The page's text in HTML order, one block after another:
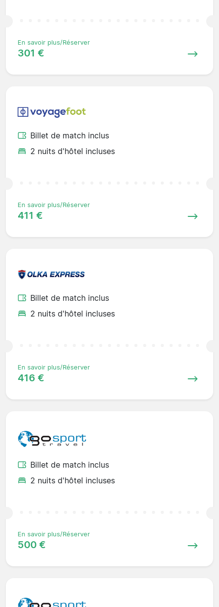
En savoir plus/Réserver
301 €
Billet de match inclus
2 nuits d'hôtel incluses
En savoir plus/Réserver
411 €
Billet de match inclus
2 nuits d'hôtel incluses
En savoir plus/Réserver
416 €
Billet de match inclus
2 nuits d'hôtel incluses
En savoir plus/Réserver
500 €